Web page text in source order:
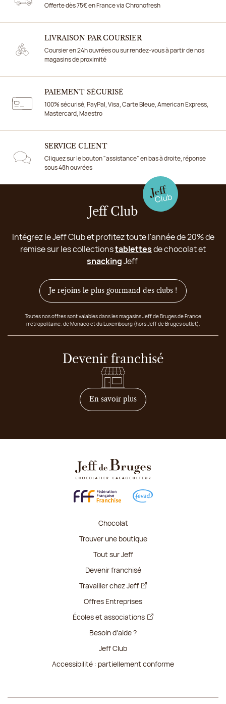
Offerte dès 75€ en France via Chronofresh
LIVRAISON PAR COURSIER
Coursier en 24h ouvrées ou sur rendez-vous à partir de nos
magasins de proximité
PAIEMENT SÉCURISÉ
100% sécurisé, PayPal, Visa, Carte Bleue, American Express,
Mastercard, Maestro
SERVICE CLIENT
Cliquez sur le bouton "assistance" en bas à droite, réponse
sous 48h ouvrées
Jeff Club
Intégrez le Jeff Club et profitez toute l'année de 20% de
remise sur les collectionstablettesde chocolat et
snackingJeff
Je rejoins le plus gourmand des clubs !
Toutes nos offres sont valables dans les magasins Jeff de Bruges de France
métropolitaine, de Monaco et du Luxembourg (hors Jeff de Bruges outlet).
Devenir franchisé
En savoir plussur comment devenir
Chocolat
Trouver une boutique
Tout sur Jeff
Devenir franchisé
Travailler chez Jeff
Offres Entreprises
Écoles et associations
Besoin d'aide ?
Jeff Club
Accessibilité : partiellement conforme